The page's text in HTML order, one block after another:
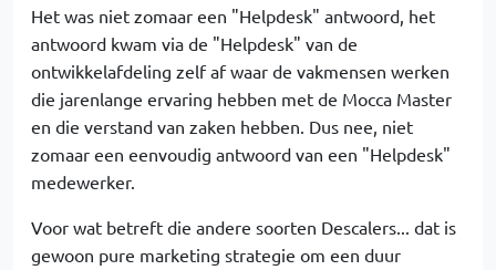
Het was niet zomaar een "Helpdesk" antwoord, het
antwoord kwam via de "Helpdesk" van de
ontwikkelafdeling zelf af waar de vakmensen werken
die jarenlange ervaring hebben met de Mocca Master
en die verstand van zaken hebben. Dus nee, niet
zomaar een eenvoudig antwoord van een "Helpdesk"
medewerker.
Voor wat betreft die andere soorten Descalers... dat is
gewoon pure marketing strategie om een duur